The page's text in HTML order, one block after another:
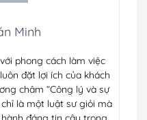
Minh
phong cách làm việc
đặt lợi ích của khách
châm “Công lý và sự
là một luật sư giỏi mà